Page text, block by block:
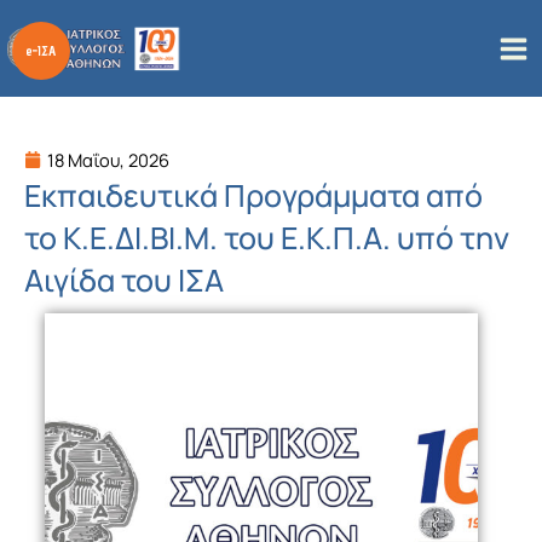
στο
περιεχόμενο
18 Μαΐου, 2026
Εκπαιδευτικά Προγράμματα από
το Κ.Ε.ΔΙ.ΒΙ.Μ. του Ε.Κ.Π.Α. υπό την
Αιγίδα του ΙΣΑ